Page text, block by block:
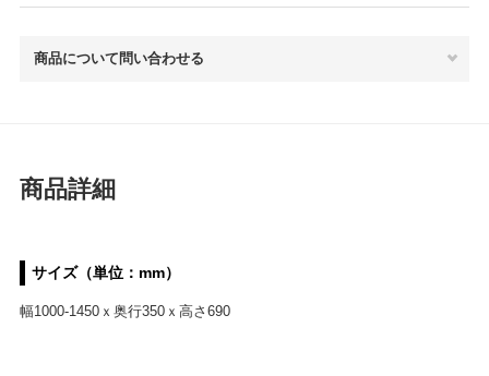
商品について問い合わせる
商品詳細
サイズ（単位：mm）
幅1000-1450ｘ奥行350ｘ高さ690